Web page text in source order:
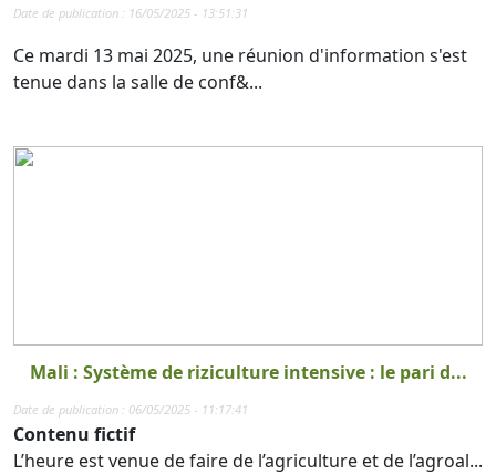
Date de publication : 16/05/2025 - 13:51:31
Ce mardi 13 mai 2025, une réunion d'information s'est
tenue dans la salle de conf&...
Mali : Système de riziculture intensive : le pari d...
Date de publication : 06/05/2025 - 11:17:41
Contenu fictif
L’heure est venue de faire de l’agriculture et de l’agroal...